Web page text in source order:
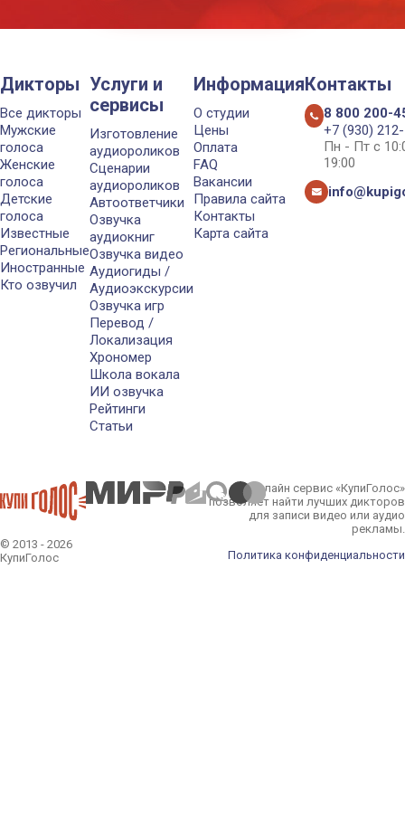
Дикторы
Все дикторы
Мужские
голоса
Женские
голоса
Детские
голоса
Известные
Региональные
Иностранные
Кто озвучил
Услуги и
сервисы
Изготовление
аудиороликов
Сценарии
аудиороликов
Автоответчики
Озвучка
аудиокниг
Озвучка видео
Аудиогиды /
Аудиоэкскурсии
Озвучка игр
Перевод /
Локализация
Хрономер
Школа вокала
ИИ озвучка
Рейтинги
Статьи
Информация
О студии
Цены
Оплата
FAQ
Вакансии
Правила сайта
Контакты
Карта сайта
Контакты
8 800 200-
+7 (930)
Пн - Пт с
19:00
© 2013 - 2026
КупиГолос
Онлайн сервис «КупиГолос»
позволяет найти лучших дикторов
для записи видео или аудио
рекламы.
Политика конфиденциальности